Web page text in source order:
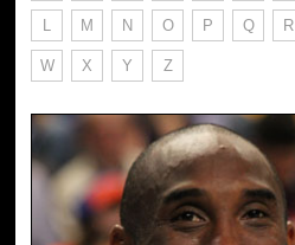
L M N O P Q R
W X Y Z